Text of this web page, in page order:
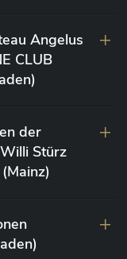
Angelus
CLUB
der
Stürz